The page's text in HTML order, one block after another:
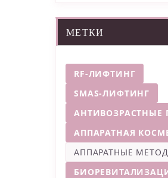
МЕТКИ
RF-ЛИФТИНГ
SMAS-ЛИФТИНГ
АНТИВОЗРАСТНЫЕ
АППАРАТНАЯ
АППАРАТНЫЕ